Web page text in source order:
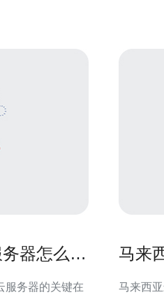
器怎么用
服务器的关键在
马来
马来西亚最适